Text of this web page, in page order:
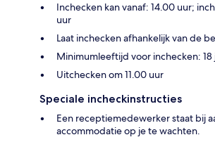
Inchecken kan vanaf: 14.00 uur;
uur
Laat inchecken afhankelijk van de
Minimumleeftijd voor inchecken: 18
Uitchecken om 11.00 uur
Speciale incheckinstructies
Een receptiemedewerker staat bij
accommodatie op je te wachten.